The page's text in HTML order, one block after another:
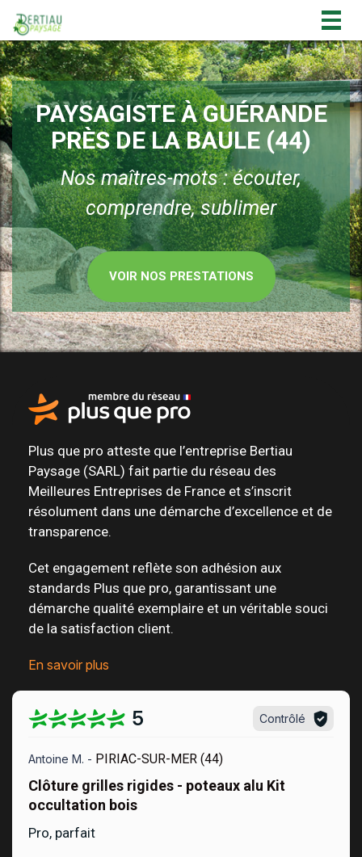
PAYSAGISTE À GUÉRANDE
PRÈS DE LA BAULE (44)
Nos maîtres-mots : écouter,
comprendre, sublimer
VOIR NOS PRESTATIONS
Plus que pro atteste que l’entreprise Bertiau
Paysage (SARL) fait partie du réseau des
Meilleures Entreprises de France et s’inscrit
résolument dans une démarche d’excellence et de
transparence.
Cet engagement reflète son adhésion aux
standards Plus que pro, garantissant une
démarche qualité exemplaire et un véritable souci
de la satisfaction client.
En savoir plus
5 Contrôlé
Antoine M. - PIRIAC-SUR-MER (44)
Clôture grilles rigides - poteaux alu Kit
occultation bois
Pro, parfait